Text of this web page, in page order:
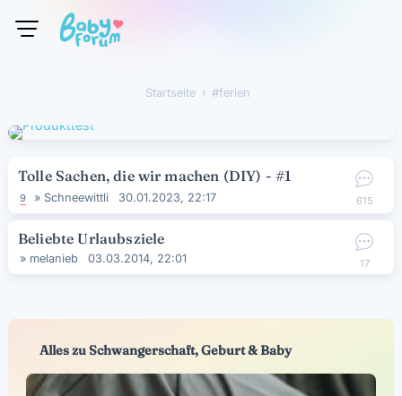
Startseite › #ferien
#ferien
615
Tolle Sachen, die wir machen (DIY) - #1
9 » Schneewittli 30.01.2023, 22:17
17
Beliebte Urlaubsziele
» melanieb 03.03.2014, 22:01
Alles zu Schwangerschaft, Geburt & Baby